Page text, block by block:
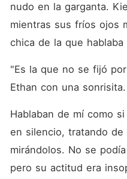
nudo en la garganta.
mientras sus fríos ojos
chica de la que hablaba
"Es la que no se fijó
Ethan con una sonrisita.
Hablaban de mí como
en silencio, tratando de
mirándolos. No se
pero su actitud era